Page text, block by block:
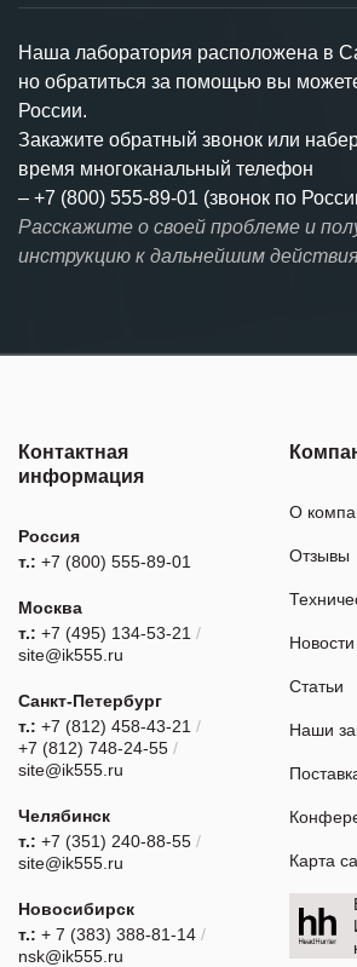
Наша лаборатория расположена в
но обратиться за помощью вы
России.
Закажите обратный звонок или
время многоканальный телефон
– +7 (800) 555-89-01 (звонок по
Расскажите о своей проблеме и
инструкцию к дальнейшим
Контактная
информация
Россия
т.: +7 (800) 555-89-01
Москва
т.: +7 (495) 134-53-21 /
site@ik555.ru
Санкт-Петербург
т.: +7 (812) 458-43-21 /
+7 (812) 748-24-55 /
site@ik555.ru
Челябинск
т.: +7 (351) 240-88-55 /
site@ik555.ru
Новосибирск
т.: + 7 (383) 388-81-14 /
nsk@ik555.ru
О
Отзывы
Новости
Статьи
Наши
Карта